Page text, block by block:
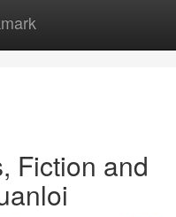
Fiction and